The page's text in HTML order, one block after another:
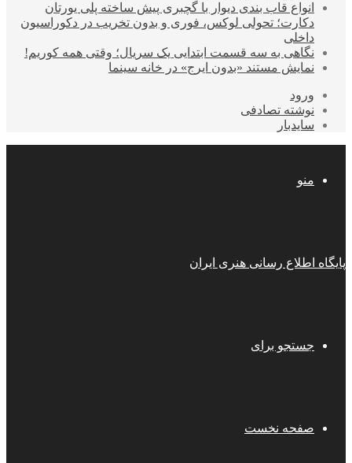
انواع قاب بندی دیوار با گچبری پیش ساخته پلی یورتان
دکارت؛ تحولی لوکس، فوری و بدون تخریب در دکوراسیون
داخلی
نگاهی به سه قسمت ابتدایی یک سریال؛ وقتی همه کوریم!
نمایش مستند «بدون ایرج» در خانه سینما
ورود
نوشته تصادفی
سایدبار
منو
پایگاه اطلاع رسانی هنری ایران
جستجو برای
صفحه نخست